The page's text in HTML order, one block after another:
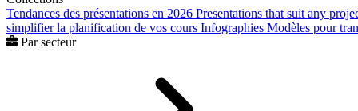
Tendances des présentations en 2026 Presentations that suit any
simplifier la planification de vos cours Infographies Modèles pour
Par secteur